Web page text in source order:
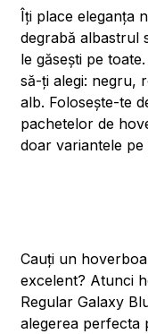
Îți place eleganța
degrabă albastrul
le găsești pe
să-ți alegi: negru,
alb. Folosește-te
pachetelor de
doar variantele pe
Cauți un
excelent? Atunci
Regular Galaxy
alegerea perfecta